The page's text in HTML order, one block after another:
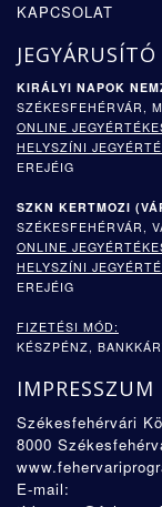
KAPCSOLAT
KIRÁLYI NAPOK
SZÉKESFEHÉRVÁR,
ONLINE
HELYSZÍNI
EREJÉIG
SZKN KERTMOZI (
SZÉKESFEHÉRVÁR,
ONLINE
HELYSZÍNI
EREJÉIG
FIZETÉSI MÓD:
KÉSZPÉNZ,
IMPRESSZUM
Székesfehérvári
8000
E-mail: